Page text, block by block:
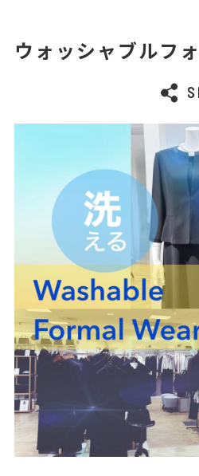
ウォッシャブルフ